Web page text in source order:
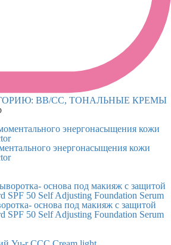
BB/CC, ТОНАЛЬНЫЕ КРЕМЫ
энергонасыщения кожи
основа под макияж с защитой
SPF 50 Self Adjusting Foundation Serum